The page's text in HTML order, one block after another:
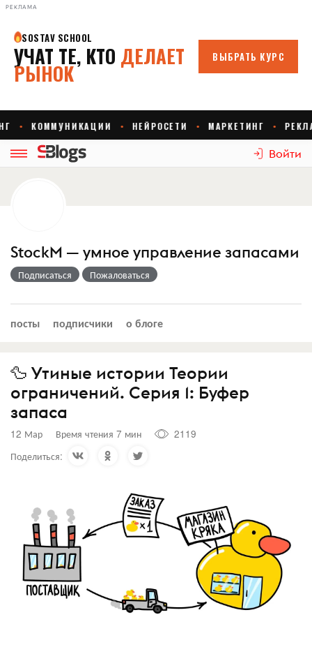
РЕКЛАМА
Войти
StockM — умное управление запасами
Подписаться Пожаловаться
посты подписчики о блоге
🦆 Утиные истории Теории
ограничений. Серия 1: Буфер
запаса
12 Мар Время чтения 7 мин
2119
Поделиться: